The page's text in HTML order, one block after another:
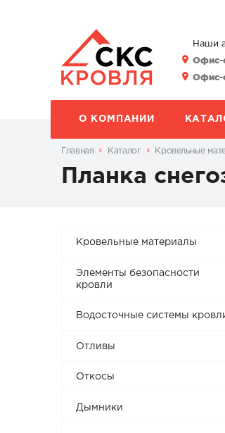
Наши
Офис-
Офис-
О КОМПАНИИ
Главная Каталог Кровельные
Планка
Кровельные материалы
Элементы безопасности
кровли
Водосточные системы
Отливы
Откосы
Дымники